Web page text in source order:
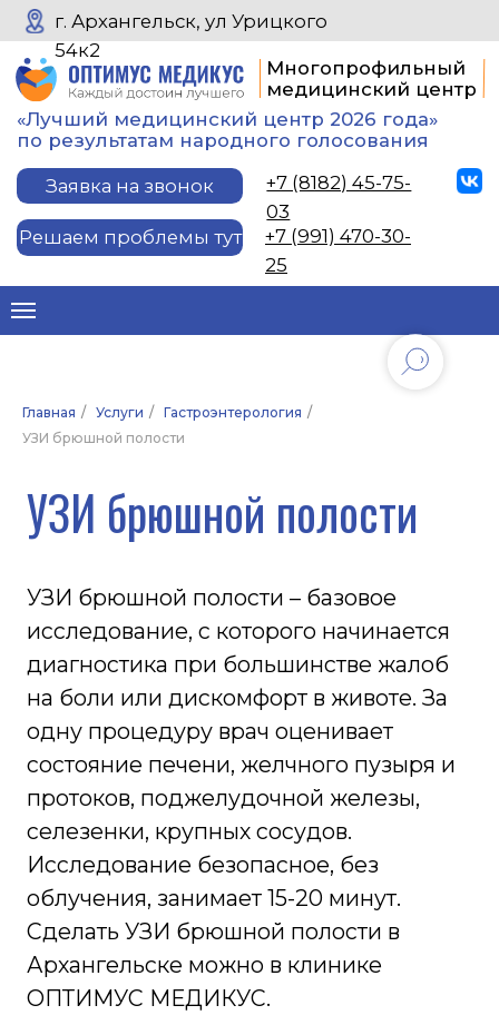
Заявка на звонок
медицинский центр
«Лучший медицинский центр 2026 года»
по результатам народного голосования
Решаем проблемы тут
г. Архангельск, ул Урицкого
54к2
+7 (991) 470-30-
25
+7 (8182) 45-75-
03
Главная / Услуги / Гастроэнтерология /
УЗИ брюшной полости
УЗИ брюшной полости – базовое
исследование, с которого начинается
на боли или дискомфорт в животе. За
одну процедуру врач оценивает
состояние печени, желчного пузыря и
селезенки, крупных сосудов.
облучения, занимает 15-20 минут.
Сделать УЗИ брюшной полости в
Архангельске можно в клинике
ОПТИМУС МЕДИКУС.